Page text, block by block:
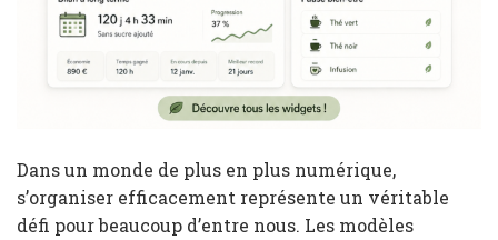
Dans un monde de plus en plus numérique,
s’organiser efficacement représente un véritable
défi pour beaucoup d’entre nous. Les modèles